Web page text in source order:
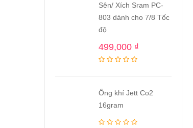
Sên/ Xích Sram PC-
803 dành cho 7/8 Tốc
độ
499,000 ₫
Ống khí Jett Co2
16gram